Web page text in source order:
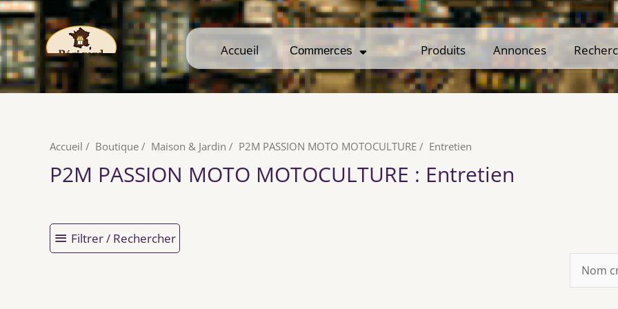
Accueil Commerces Produits Annonces
Accueil Commerces Produits Annonces
Accueil / Boutique / Maison & Jardin / P2M PASSION MOTO MOTOCULTURE / Entretien
P2M PASSION MOTO MOTOCULTURE : Entretien
Filtrer / Rechercher